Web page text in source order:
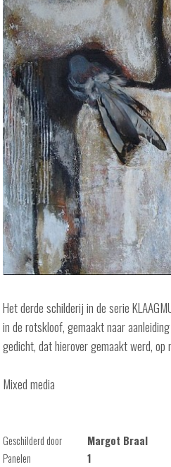
Het derde schilderij in de serie
in de rotskloof, gemaakt naar
gedicht, dat hierover gemaakt werd, op
Mixed media
Geschilderd door
Margot Braal
Panelen
1